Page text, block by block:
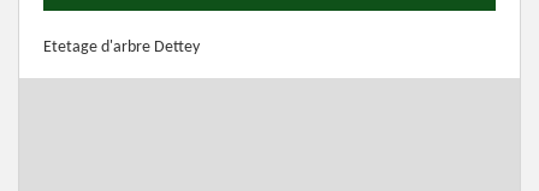
Etetage d'arbre Dettey